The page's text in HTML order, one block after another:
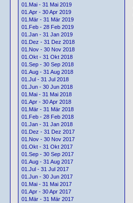
01.Mai - 31 Mai 2019
01.Apr - 30 Apr 2019
01.Mär - 31 Mär 2019
01.Feb - 28 Feb 2019
01.Jan - 31 Jan 2019
01.Dez - 31 Dez 2018
01.Nov - 30 Nov 2018
01.Okt - 31 Okt 2018
01.Sep - 30 Sep 2018
01.Aug - 31 Aug 2018
01.Jul - 31 Jul 2018
01.Jun - 30 Jun 2018
01.Mai - 31 Mai 2018
01.Apr - 30 Apr 2018
01.Mär - 31 Mär 2018
01.Feb - 28 Feb 2018
01.Jan - 31 Jan 2018
01.Dez - 31 Dez 2017
01.Nov - 30 Nov 2017
01.Okt - 31 Okt 2017
01.Sep - 30 Sep 2017
01.Aug - 31 Aug 2017
01.Jul - 31 Jul 2017
01.Jun - 30 Jun 2017
01.Mai - 31 Mai 2017
01.Apr - 30 Apr 2017
01.Mär - 31 Mär 2017